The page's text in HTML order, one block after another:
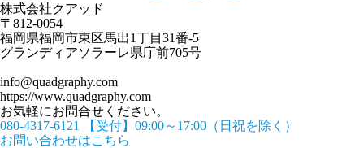
株式会社クアッド
〒812-0054
​福岡県福岡市東区馬出1丁目31番-5
グランディアソラーレ県庁前705号
info@quadgraphy.com
https://www.quadgraphy.com
お気軽にお問合せください。
080-4317-6121
【受付】09:00～17:00（日祝を除く）
お問い合わせはこちら